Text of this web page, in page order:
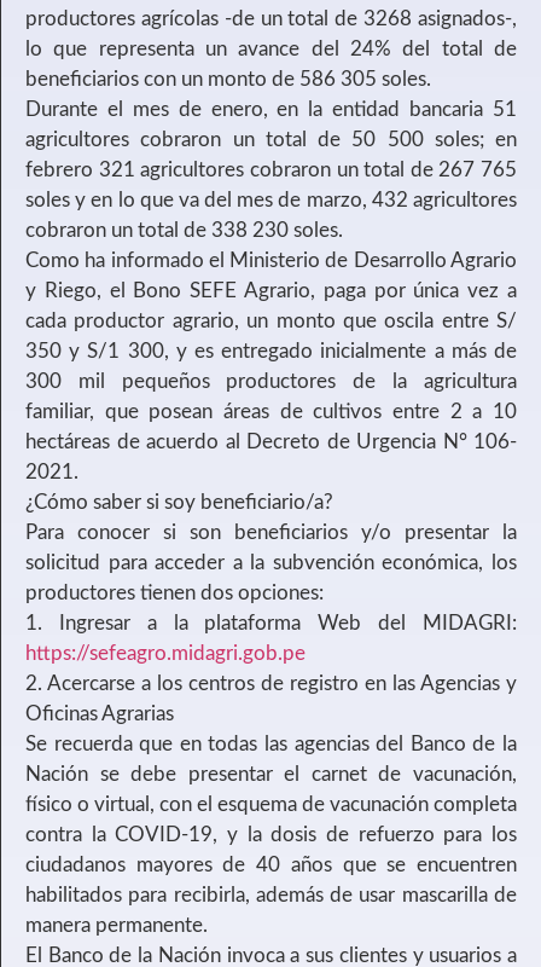
productores agrícolas -de un total de 3268 asignados-,
lo que representa un avance del 24% del total de
beneficiarios con un monto de 586 305 soles.
Durante el mes de enero, en la entidad bancaria 51
agricultores cobraron un total de 50 500 soles; en
febrero 321 agricultores cobraron un total de 267 765
soles y en lo que va del mes de marzo, 432 agricultores
cobraron un total de 338 230 soles.
Como ha informado el Ministerio de Desarrollo Agrario
y Riego, el Bono SEFE Agrario, paga por única vez a
cada productor agrario, un monto que oscila entre S/
350 y S/1 300, y es entregado inicialmente a más de
300 mil pequeños productores de la agricultura
familiar, que posean áreas de cultivos entre 2 a 10
hectáreas de acuerdo al Decreto de Urgencia N° 106-
2021.
¿Cómo saber si soy beneficiario/a?
Para conocer si son beneficiarios y/o presentar la
solicitud para acceder a la subvención económica, los
productores tienen dos opciones:
1. Ingresar a la plataforma Web del MIDAGRI:
https://sefeagro.midagri.gob.pe
2. Acercarse a los centros de registro en las Agencias y
Oficinas Agrarias
Se recuerda que en todas las agencias del Banco de la
Nación se debe presentar el carnet de vacunación,
físico o virtual, con el esquema de vacunación completa
contra la COVID-19, y la dosis de refuerzo para los
ciudadanos mayores de 40 años que se encuentren
habilitados para recibirla, además de usar mascarilla de
manera permanente.
El Banco de la Nación invoca a sus clientes y usuarios a